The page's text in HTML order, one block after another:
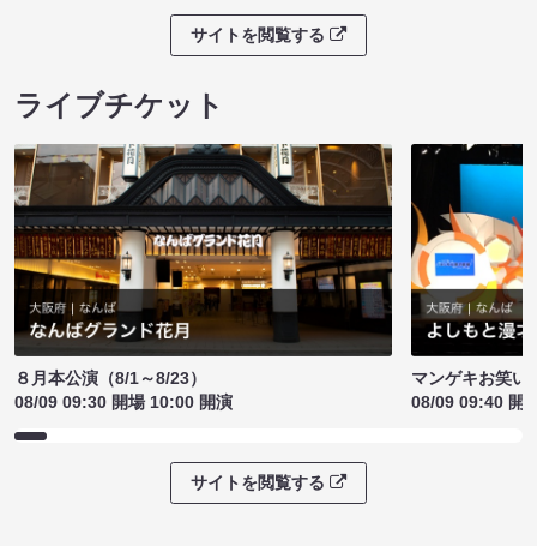
サイトを閲覧する
ライブチケット
８月本公演（8/1～8/23）
08/09 09:30 開場 10:00 開演
マンゲキお笑い
08/09 09:40 開
サイトを閲覧する